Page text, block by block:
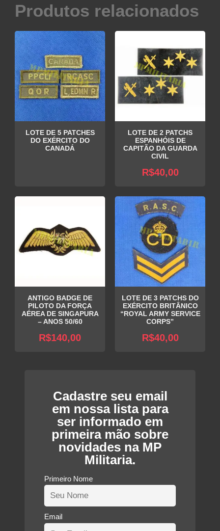
Produtos relacionados
LOTE DE 5 PATCHES
DO EXÉRCITO DO
CANADÁ
LOTE DE 2 PATCHS
ESPANHÓIS DE
CAPITÃO DA GUARDA
CIVIL
R$40,00
ANTIGO BADGE DE
PILOTO DA FORÇA
AÉREA DE SINGAPURA
– ANOS 50/60
R$140,00
LOTE DE 3 PATCHS DO
EXÉRCITO BRITÂNICO
“ROYAL ARMY SERVICE
CORPS”
R$40,00
Cadastre seu email
em nossa lista para
ser informado em
primeira mão sobre
novidades na MP
Militaria.
Primeiro Nome
Email